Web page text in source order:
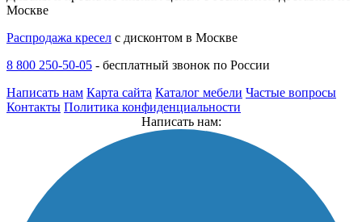
Москве
Распродажа кресел с дисконтом в Москве
8 800 250-50-05 - бесплатный звонок по России
Написать нам Карта сайта Каталог мебели Частые вопросы
Контакты Политика конфиденциальности
Написать нам: